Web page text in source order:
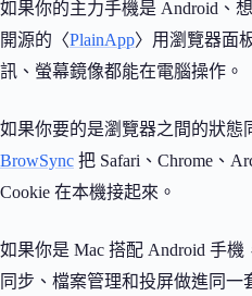
如果你的主力手機是 Android、
開源的〈PlainApp〉用瀏覽器面
訊、螢幕鏡像都能在電腦操作。
如果你要的是瀏覽器之間的狀態
BrowSync 把 Safari、Chrome、
Cookie 在本機接起來。
如果你是 Mac 搭配 Android 手機
同步、檔案管理和投屏做進同一